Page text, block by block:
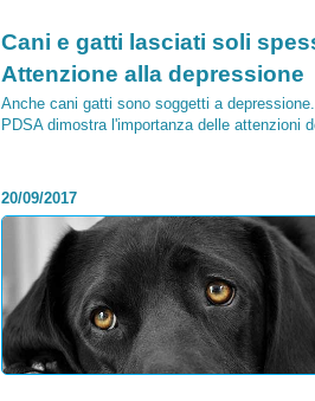
Cani e gatti lasciati soli
Attenzione alla depressione
Anche cani gatti sono soggetti a
PDSA dimostra l'importanza delle attenzioni
20/09/2017